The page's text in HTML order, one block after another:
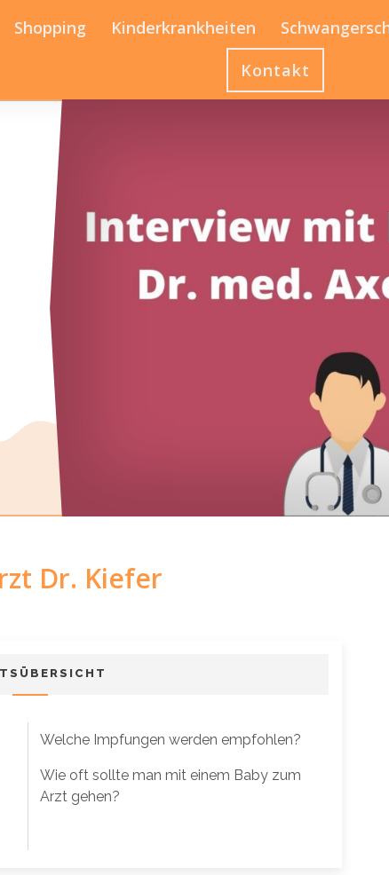
Shopping Kinderkrankheiten
Kontakt
Dr. Kiefer
Welche Impfungen werden empfohlen?
Wie oft sollte man mit einem Baby zum
Arzt gehen?